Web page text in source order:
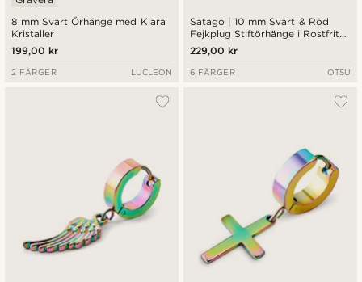
8 mm Svart Örhänge med Klara
Kristaller
199,00 kr
2 FÄRGER LUCLEON
Satago | 10 mm Svart & Röd
Fejkplug Stiftörhänge i Rostfritt
Stål
229,00 kr
6 FÄRGER OTSU